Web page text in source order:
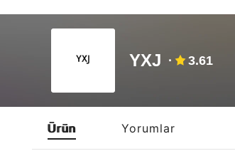
YXJ 3.61
Ürün Yorumlar